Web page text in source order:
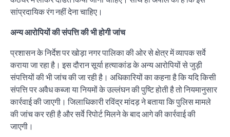
सांप्रदायिक रंग नहीं देना चाहिए।
अन्य आरोपियों की संपत्ति की भी होगी जांच
प्रशासन के निर्देश पर खोड़ा नगर पालिका की ओर से क्षेत्र में व्यापक सर्वे
कराया जा रहा है। इस दौरान सूर्या हत्याकांड के अन्य आरोपियों से जुड़ी
संपत्तियों की भी जांच की जा रही है। अधिकारियों का कहना है कि यदि किसी
संपत्ति पर अवैध कब्जा या नियमों के उल्लंघन की पुष्टि होती है तो नियमानुसार
कार्रवाई की जाएगी। जिलाधिकारी रविंद्र मांदड़ ने बताया कि पुलिस मामले
की जांच कर रही है और सर्वे रिपोर्ट मिलने के बाद आगे की कार्रवाई की
जाएगी।